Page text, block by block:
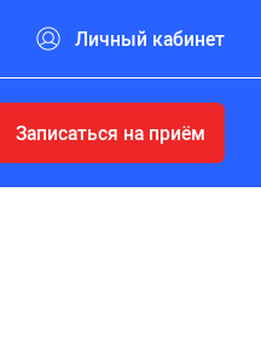
Личный кабинет
Записаться на приём